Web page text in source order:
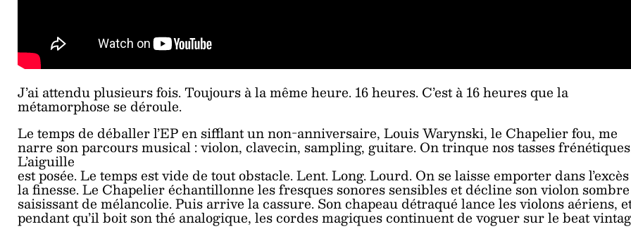
J’ai attendu plusieurs fois. Toujours à la même heure. 16 heures. C’est à 16 heures que la
métamorphose se déroule.
Le temps de déballer l’EP en sifflant un non-anniversaire, Louis Warynski, le Chapelier fou, me
narre son parcours musical : violon, clavecin, sampling, guitare. On trinque nos tasses
L’aiguille
est posée. Le temps est vide de tout obstacle. Lent. Long. Lourd. On se laisse emporter dans
la finesse. Le Chapelier échantillonne les fresques sonores sensibles et décline son violon
saisissant de mélancolie. Puis arrive la cassure. Son chapeau détraqué lance les violons aériens,
pendant qu’il boit son thé analogique, les cordes magiques continuent de voguer sur le beat